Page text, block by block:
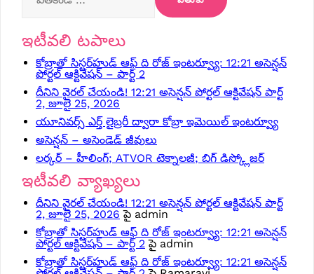
ఇటీవలి టపాలు
కోబ్రాతో సిస్టర్‌హుడ్ ఆఫ్ ది రోజ్ ఇంటర్వ్యూ: 12:21 అసెన్షన్
పోర్టల్ ఆక్టివేషన్ – పార్ట్ 2
దీనిని వైరల్ చేయండి! 12:21 అసెన్షన్ పోర్టల్ ఆక్టివేషన్ పార్ట్
2, జూలై 25, 2026
యూనివర్స్ ఎర్త్ లైబ్రరీ ద్వారా కోబ్రా ఇమెయిల్ ఇంటర్వ్యూ
అసెన్షన్ – అసెండెడ్ జీవులు
లర్కర్ – హీలింగ్; ATVOR టెక్నాలజీ; బిగ్ డిస్క్లోజర్
ఇటీవలి వ్యాఖ్యలు
దీనిని వైరల్ చేయండి! 12:21 అసెన్షన్ పోర్టల్ ఆక్టివేషన్ పార్ట్
2, జూలై 25, 2026 పై admin
కోబ్రాతో సిస్టర్‌హుడ్ ఆఫ్ ది రోజ్ ఇంటర్వ్యూ: 12:21 అసెన్షన్
పోర్టల్ ఆక్టివేషన్ – పార్ట్ 2 పై admin
కోబ్రాతో సిస్టర్‌హుడ్ ఆఫ్ ది రోజ్ ఇంటర్వ్యూ: 12:21 అసెన్షన్